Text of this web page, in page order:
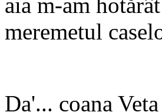
meremetul
Da'... coana